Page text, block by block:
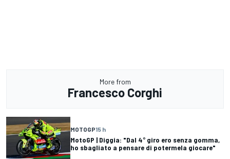
More from
Francesco Corghi
MOTOGP15 h
MotoGP | Diggia: "Dal 4° giro ero senza gomma,
ho sbagliato a pensare di potermela giocare"